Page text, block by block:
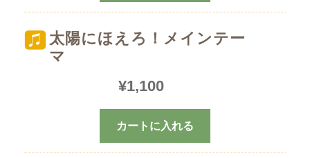
太陽にほえろ！メインテー
マ
¥1,100
カートに入れる